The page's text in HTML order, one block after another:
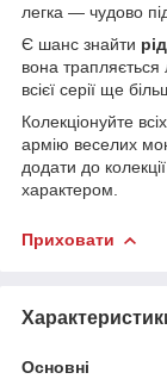
легка — чудово
Є шанс знайти
вона
всієї серії ще
Колекціонуйте всіх
армію веселих
додати до
характером.
Приховати
Основні